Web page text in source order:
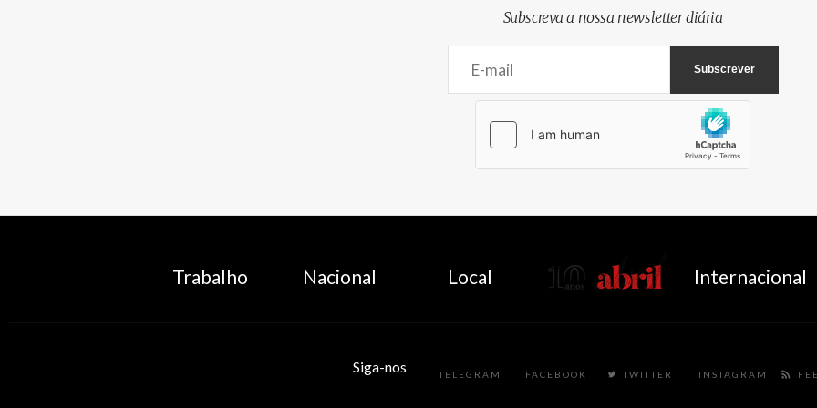
Subscreva a nossa newsletter diária
Trabalho Nacional Local AbrilAbril Internacional
Siga-nos TELEGRAM FACEBOOK TWITTER INSTAGRAM